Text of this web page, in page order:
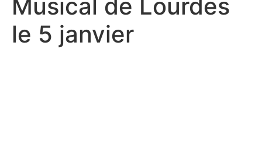
Musical de Lourdes
le 5 janvier